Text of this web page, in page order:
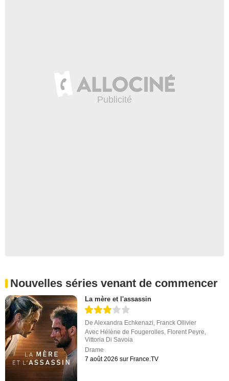
Nouvelles séries venant de commencer
La mère et l'assassin
DeAlexandra Echkenazi Franck Ollivier
Avec Hélène de Fougerolles Florent Peyre
Vittoria Di Savoia
Drame
7 août 2026 sur France.TV